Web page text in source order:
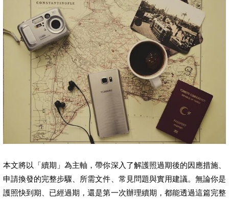
本文將以「續期」為主軸，帶你深入了解護照過期後的因應措施、
申請換發的完整步驟、所需文件、常見問題與實用建議。無論你是
護照快到期、已經過期，還是第一次辦理續期，都能透過這篇完整